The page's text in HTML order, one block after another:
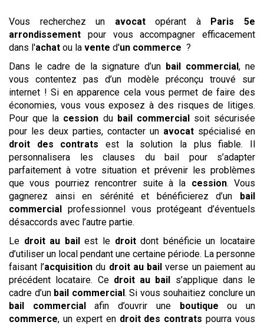
Vous recherchez un avocatopérant à Paris 5e
arrondissement
pour vous accompagner efficacement
dans l'achat ou la vente d'un commerce ?
Dans le cadre de la signature d’un bail commercial, ne
vous contentez pas d’un modèle préconçu trouvé sur
internet ! Si en apparence cela vous permet de faire des
économies, vous vous exposez à des risques de litiges.
Pour que la cession du bail commercialsoit sécurisée
pour les deux parties, contacter un avocat spécialisé en
droit des contrats est la solution la plus fiable. Il
personnalisera les clauses du bail pour s’adapter
parfaitement à votre situation et prévenir les problèmes
que vous pourriez rencontrer suite à la cession. Vous
gagnerez ainsi en sérénité et bénéficierez d’un bail
commercial professionnel vous protégeant d’éventuels
désaccords avec l’autre partie.
Le droit au bailest le droitdont bénéficie un locataire
d’utiliser un local pendant une certaine période. La personne
faisant l’acquisition du droit au bail verse un paiement au
précédent locataire. Ce droit au bail s’applique dans le
cadre d’un bail commercial. Si vous souhaitiez conclure un
bail commercialafin d’ouvrir une boutique ou un
commerce, un expert en droit des contrats pourra vous